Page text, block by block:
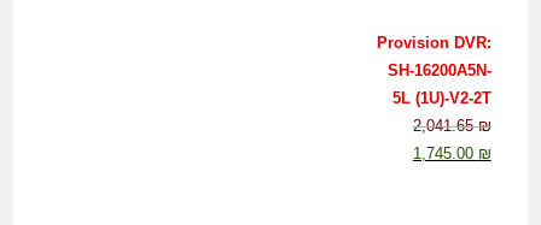
Provision DVR:
SH-16200A5N-
5L (1U)-V2-2T
2,041.65₪
1,745.00 ₪